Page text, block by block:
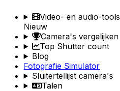
Video- en audio-tools
Nieuw
Camera's vergelijken
Top Shutter count
Blog
Fotografie Simulator
Sluitertellijst camera's
Talen